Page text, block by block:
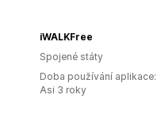
iWALKFree
Spojené státy
Doba používání aplikace:
Asi 3 roky